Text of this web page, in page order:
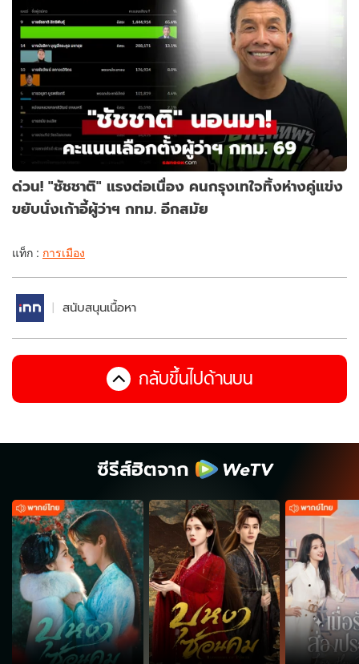
ด่วน! "ชัชชาติ" แรงต่อเนื่อง คนกรุงเทใจทิ้งห่างคู่แข่ง
ขยับนั่งเก้าอี้ผู้ว่าฯ กทม. อีกสมัย
แท็ก : การเมือง
สนับสนุนเนื้อหา
กลับขึ้นไปด้านบน
ซีรีส์ฮิตจาก